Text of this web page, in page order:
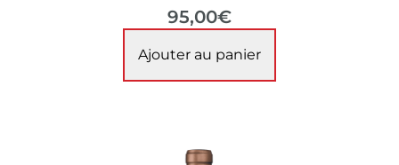
95,00€
Ajouter au panier